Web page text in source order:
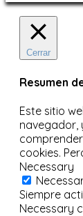
Cerrar
Resumen
Este sitio
navegador,
cookies.
Necessary
Siempre
Necessary